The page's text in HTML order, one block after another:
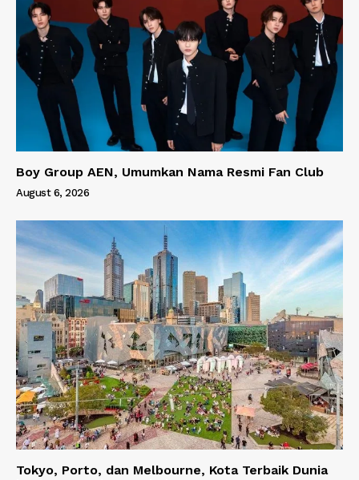
Boy Group AEN, Umumkan Nama Resmi Fan Club
August 6, 2026
Tokyo, Porto, dan Melbourne, Kota Terbaik Dunia